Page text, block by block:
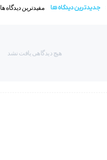
جدیدترین دیدگاه ها مفیدترین دیدگاه ها
هیچ دیدگاهی یافت نشد